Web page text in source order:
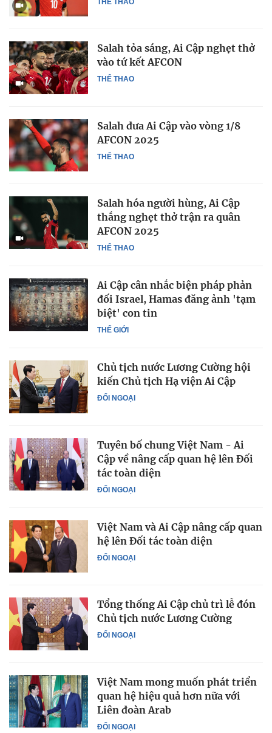
THỂ THAO
THỂ THAO
Salah tỏa sáng, Ai Cập nghẹt thở
vào tứ kết AFCON
THỂ THAO
Salah đưa Ai Cập vào vòng 1/8
AFCON 2025
THỂ THAO
Salah hóa người hùng, Ai Cập
thắng nghẹt thở trận ra quân
AFCON 2025
THẾ GIỚI
Ai Cập cân nhắc biện pháp phản
đối Israel, Hamas đăng ảnh 'tạm
biệt' con tin
ĐỐI NGOẠI
Chủ tịch nước Lương Cường hội
kiến Chủ tịch Hạ viện Ai Cập
ĐỐI NGOẠI
Tuyên bố chung Việt Nam - Ai
Cập về nâng cấp quan hệ lên Đối
tác toàn diện
ĐỐI NGOẠI
Việt Nam và Ai Cập nâng cấp quan
hệ lên Đối tác toàn diện
ĐỐI NGOẠI
Tổng thống Ai Cập chủ trì lễ đón
Chủ tịch nước Lương Cường
ĐỐI NGOẠI
Việt Nam mong muốn phát triển
quan hệ hiệu quả hơn nữa với
Liên đoàn Arab